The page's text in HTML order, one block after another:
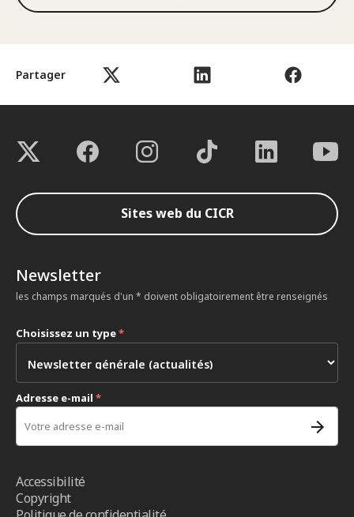
Partager
Sites web du CICR
Newsletter
les champs marqués d'un * doivent obligatoirement être renseignés
Choisissez un type*
Adresse e-mail *
Accessibilité
Copyright